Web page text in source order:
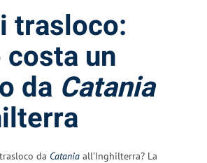
trasloco:
costa un
da Catania
da Catania all’Inghilterra? La